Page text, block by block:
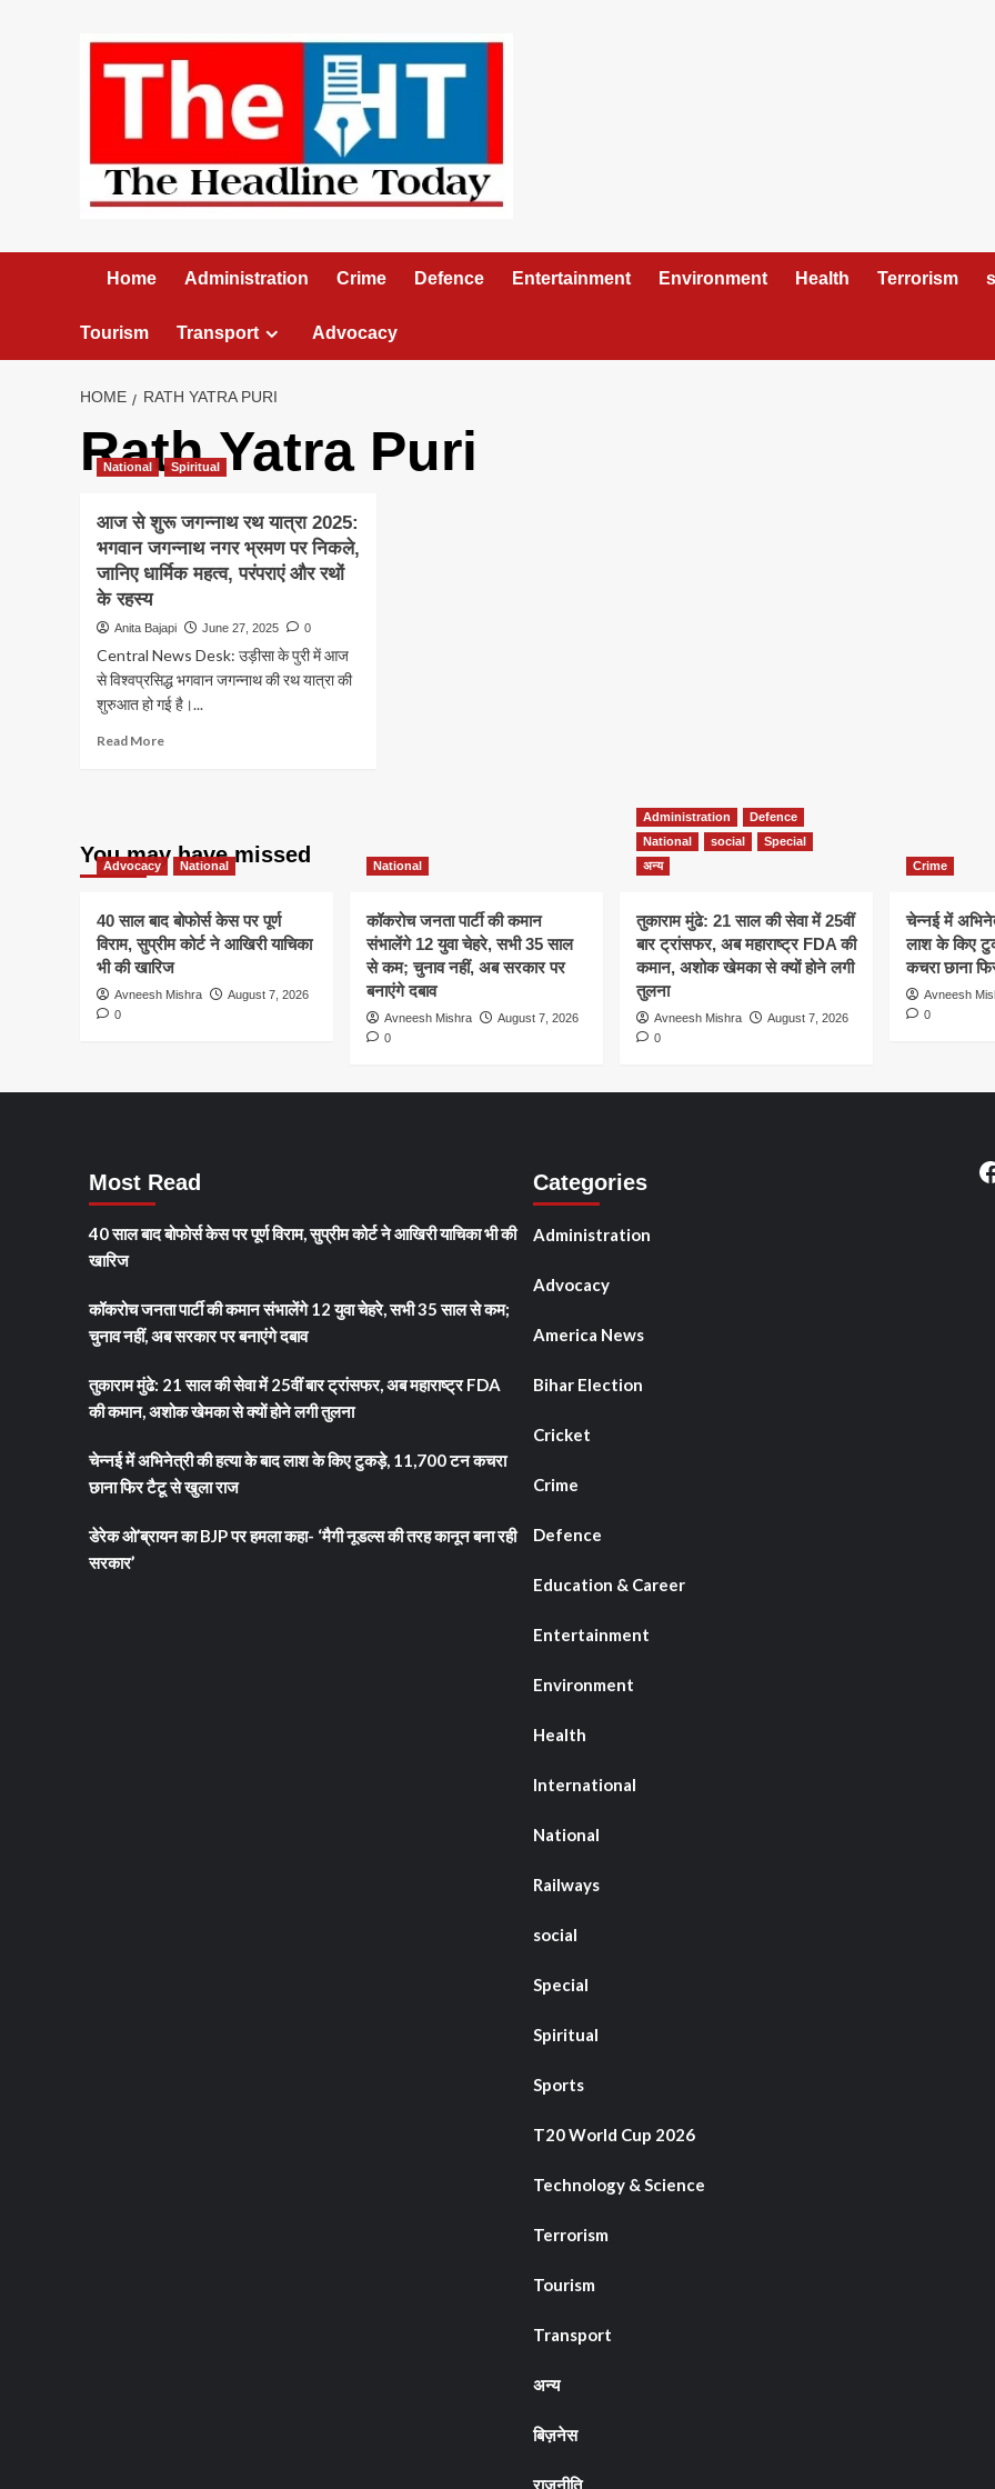
Home Administration Crime Defence Entertainment Environment Health Terrorism
Tourism Transport Advocacy
HOME RATH YATRA PURI
Rath Yatra Puri
National Spiritual
आज से शुरू जगन्नाथ रथ यात्रा 2025:
भगवान जगन्नाथ नगर भ्रमण पर निकले,
जानिए धार्मिक महत्व, परंपराएं और रथों
के रहस्य
Anita Bajapi June 27, 2025 0
Central News Desk: उड़ीसा के पुरी में आज
से विश्वप्रसिद्ध भगवान जगन्नाथ की रथ यात्रा की
शुरुआत हो गई है।...
Read MoreRead
शुरू
जगन्नाथ
2025:
भगवान
जगन्नाथ
नगर
धार्मिक
रथों
रहस्य
You may have missed
Advocacy National
40 साल बाद बोफोर्स केस पर पूर्ण
विराम, सुप्रीम कोर्ट ने आखिरी याचिका
भी की खारिज
Avneesh Mishra
August 7, 2026
0
National
कॉकरोच जनता पार्टी की कमान
संभालेंगे 12 युवा चेहरे, सभी 35 साल
से कम; चुनाव नहीं, अब सरकार पर
बनाएंगे दबाव
Avneesh Mishra
August 7, 2026
0
Administration
Defence
National
social
Special
अन्य
तुकाराम मुंढे: 21 साल की सेवा में 25वीं
बार ट्रांसफर, अब महाराष्ट्र FDA की
कमान, अशोक खेमका से क्यों होने लगी
तुलना
Avneesh Mishra
August 7, 2026
0
Crime
चेन्नई में
लाश के किए
कचरा छाना
Avneesh
0
Most Read
40 साल बाद बोफोर्स केस पर पूर्ण विराम, सुप्रीम कोर्ट ने आखिरी याचिका भी की
खारिज
कॉकरोच जनता पार्टी की कमान संभालेंगे 12 युवा चेहरे, सभी 35 साल से कम;
चुनाव नहीं, अब सरकार पर बनाएंगे दबाव
तुकाराम मुंढे: 21 साल की सेवा में 25वीं बार ट्रांसफर, अब महाराष्ट्र FDA
की कमान, अशोक खेमका से क्यों होने लगी तुलना
चेन्नई में अभिनेत्री की हत्या के बाद लाश के किए टुकड़े, 11,700 टन कचरा
छाना फिर टैटू से खुला राज
डेरेक ओ’ब्रायन का BJP पर हमला कहा- ‘मैगी नूडल्स की तरह कानून बना रही
सरकार’
Categories
Administration
Advocacy
America News
Bihar Election
Cricket
Crime
Defence
Education & Career
Entertainment
Environment
Health
International
National
Railways
social
Special
Spiritual
Sports
T20 World Cup 2026
Technology & Science
Terrorism
Tourism
Transport
अन्य
बिज़नेस
राजनीति